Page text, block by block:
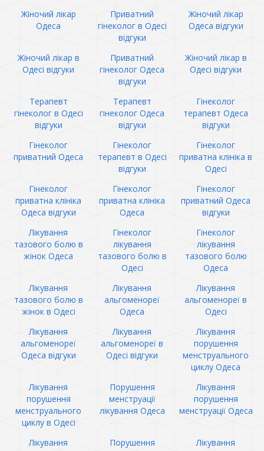
Жіночий лікар
Одеса
Приватний
гінеколог в Одесі
відгуки
Жіночий лікар
Одеса відгуки
Жіночий лікар в
Одесі відгуки
Приватний
гінеколог Одеса
відгуки
Жіночий лікар в
Одесі відгуки
Терапевт
гінеколог в Одесі
відгуки
Терапевт
гінеколог Одеса
відгуки
Гінеколог
терапевт Одеса
відгуки
Гінеколог
приватний Одеса
Гінеколог
терапевт в Одесі
відгуки
Гінеколог
приватна клініка в
Одесі
Гінеколог
приватна клініка
Одеса відгуки
Гінеколог
приватна клініка
Одеса
Гінеколог
приватний Одеса
відгуки
Лікування
тазового болю в
жінок Одеса
Гінеколог
лікування
тазового болю в
Одесі
Гінеколог
лікування
тазового болю
Одеса
Лікування
тазового болю в
жінок в Одесі
Лікування
альгоменореї
Одеса
Лікування
альгоменореї в
Одесі
Лікування
альгоменореї
Одеса відгуки
Лікування
альгоменореї в
Одесі відгуки
Лікування
порушення
менструального
циклу Одеса
Лікування
порушення
менструального
циклу в Одесі
Порушення
менструації
лікування Одеса
Лікування
порушення
менструації Одеса
Лікування
Порушення
Лікування